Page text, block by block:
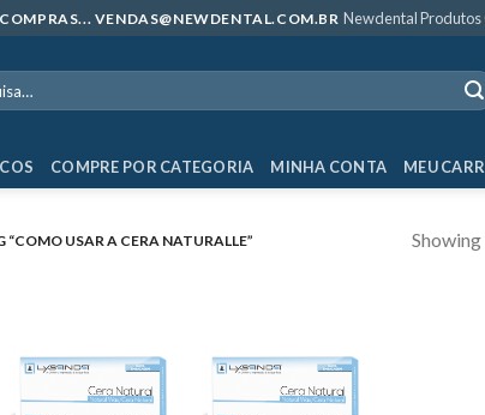
VENDAS@NEWDENTAL.COM.BR Newdental
COMPRE POR CATEGORIA MINHA CONTA MEU
USAR A CERA NATURALLE”